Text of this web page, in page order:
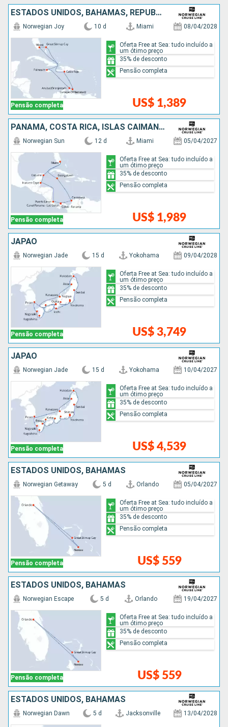
ESTADOS UNIDOS, BAHAMAS, REPUBLICA DOMINICANA, ARUBA, JAMAICA
Pensão completa
Norwegian Joy 10 d Miami 08/04/2028
US$ 1,389
Oferta Free at Sea: tudo incluído a
um ótimo preço
35% de desconto
Pensão completa
PANAMÁ, COSTA RICA, ISLAS CAIMÁN, BELIZE, COLOMBIA, MÉXICO, ESTADOS UNIDOS
Pensão completa
Norwegian Sun 12 d Miami 05/04/2027
US$ 1,989
Oferta Free at Sea: tudo incluído a
um ótimo preço
35% de desconto
Pensão completa
JAPÃO
Pensão completa
Norwegian Jade 15 d Yokohama 09/04/2028
US$ 3,749
Oferta Free at Sea: tudo incluído a
um ótimo preço
35% de desconto
Pensão completa
JAPÃO
Pensão completa
Norwegian Jade 15 d Yokohama 10/04/2027
US$ 4,539
Oferta Free at Sea: tudo incluído a
um ótimo preço
35% de desconto
Pensão completa
ESTADOS UNIDOS, BAHAMAS
Pensão completa
Norwegian Getaway 5 d Orlando 05/04/2027
US$ 559
Oferta Free at Sea: tudo incluído a
um ótimo preço
35% de desconto
Pensão completa
ESTADOS UNIDOS, BAHAMAS
Pensão completa
Norwegian Escape 5 d Orlando 19/04/2027
US$ 559
Oferta Free at Sea: tudo incluído a
um ótimo preço
35% de desconto
Pensão completa
ESTADOS UNIDOS, BAHAMAS
Norwegian Dawn 5 d Jacksonville 13/04/2028